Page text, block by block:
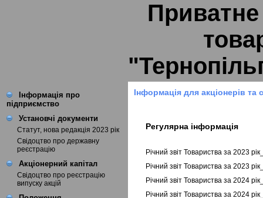
Приватне
Інформація про
підприємство
Установчі документи
Статут, нова редакція 2023 рік
Свідоцтво про державну
реєстрацію
Акціонерний капітал
Свідоцтво про реєстрацію
випуску акцій
Інформація для акціонерів та
Регулярна інформація
Річний звіт Товариства за 2023
Річний звіт Товариства за 2023
Річний звіт Товариства за 2024
Річний звіт Товариства за 2024